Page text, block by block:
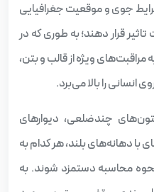
جوی و موقعیت جغرافیایی
قرار دهند؛ به طوری که در
ویژه از قالب و بتن،
را بالا می‌برد.
چندضلعی، دیوارهای
دهانه‌های بلند، هر کدام به
محاسبه دستمزد شوند. به